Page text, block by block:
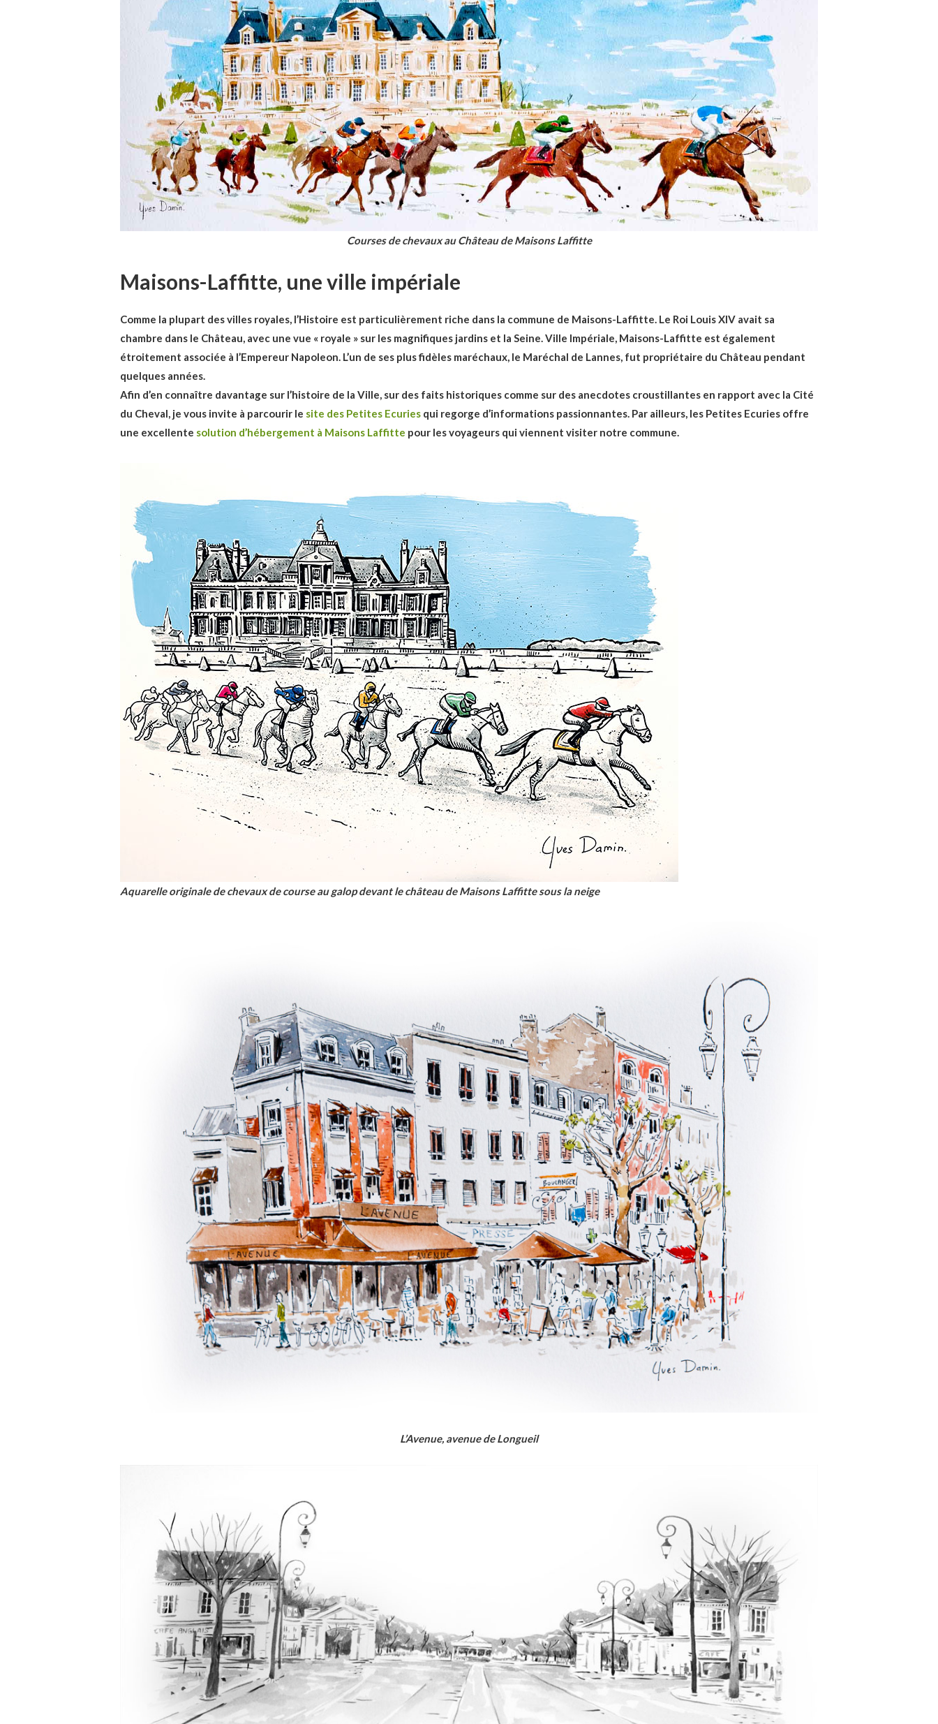
Courses de chevaux au Château de Maisons Laffitte
Maisons-Laffitte, une ville impériale
Comme la plupart des villes royales, l’Histoire est particulièrement riche dans la commune de Maisons-Laffitte. Le Roi Louis XIV avait sa
chambre dans le Château, avec une vue « royale » sur les magnifiques jardins et la Seine. Ville Impériale, Maisons-Laffitte est également
étroitement associée à l’Empereur Napoleon. L’un de ses plus fidèles maréchaux, le Maréchal de Lannes, fut propriétaire du Château pendant
quelques années.
Afin d’en connaître davantage sur l’histoire de la Ville, sur des faits historiques comme sur des anecdotes croustillantes en rapport avec la Cité
du Cheval, je vous invite à parcourir le site des Petites Ecuries qui regorge d’informations passionnantes. Par ailleurs, les Petites Ecuries offre
une excellente solution d’hébergement à Maisons Laffitte pour les voyageurs qui viennent visiter notre commune.
Aquarelle originale de chevaux de course au galop devant le château de Maisons Laffitte sous la neige
L’Avenue, avenue de Longueil